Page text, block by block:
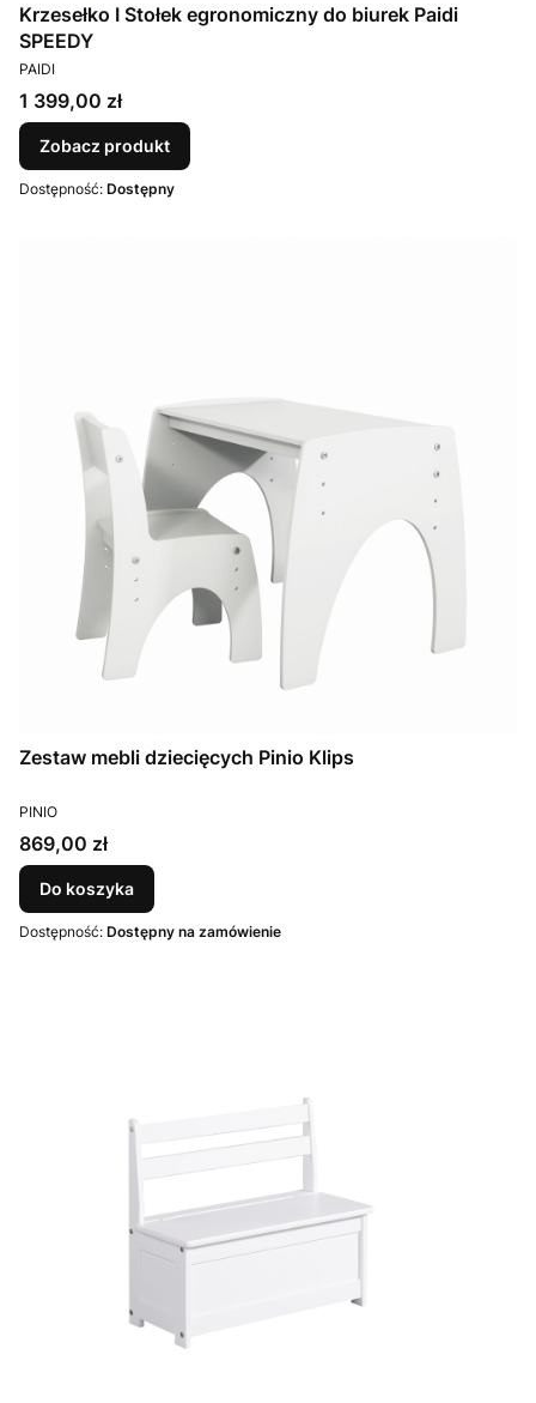
Krzesełko I Stołek egronomiczny do biurek Paidi
SPEEDY
PRODUCENT
PAIDI
Cena
1 399,00 zł
Zobacz produkt
Dostępność: Dostępny
Zestaw mebli dziecięcych Pinio Klips
PRODUCENT
PINIO
Cena
869,00 zł
Do koszyka
Dostępność: Dostępny na zamówienie